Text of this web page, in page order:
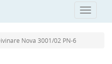
Toggle
Nova 3001/02 PN-6